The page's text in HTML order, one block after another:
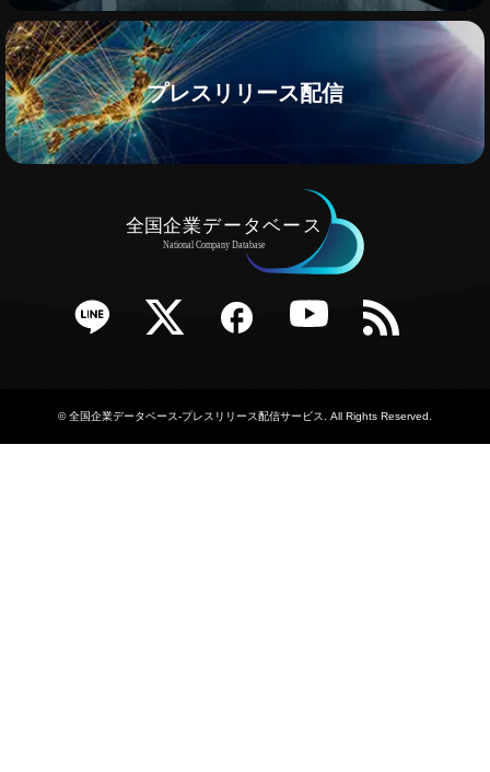
プレスリリース配信
Twitter Facebook YouTube RSS
©全国企業データベース-プレスリリース配信サービス . All Rights Reserved.